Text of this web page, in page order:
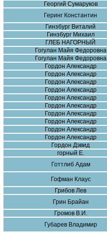
Георгий Сумаруков
Геринг Константин
Гинзбург Виталий
Гинзбург Михаил
ГЛЕБ НАГОРНЫЙ
Гогулан Майя Федоровна
Гогулан Майя Федоровна
Гордон Александр
Гордон Александр
Гордон Александр
Гордон Александр
Гордон Александр
Гордон Александр
Гордон Александр
Гордон Александр
Гордон Александр
Гордон Александр
Гордон Дэвид
горный Е.
Готтлиб Адам
Гофман Клаус
Грибов Лев
Грин Брайан
Громов В.И.
Губарев Владимир